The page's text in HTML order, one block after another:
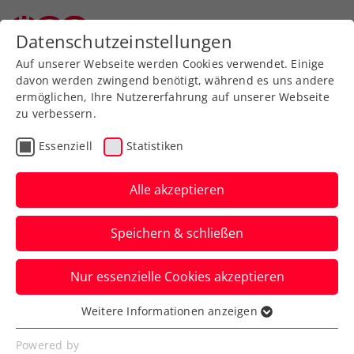
Zurück zur Newsübersicht
Billie Jean King Cup
Grabher eröffnet für das
Alpstar Austria Billie Jean
King Cup Team gegen
Gauff
Anschließend spielt Sinja Kraus im Delray
Beach Tennis Center gegen Jessica
Pegula.
Datenschutzeinstellungen
Auf unserer Webseite werden Cookies verwendet. Einige
davon werden zwingend benötigt, während es uns andere
ermöglichen, Ihre Nutzererfahrung auf unserer Webseite
zu verbessern.
Essenziell Statistiken
Alle akzeptieren
Speichern & schließen
Nur essenzielle Cookies akzeptieren
Essenziell
Essenzielle Cookies werden für grundlegende
Weitere Informationen anzeigen
Powered by